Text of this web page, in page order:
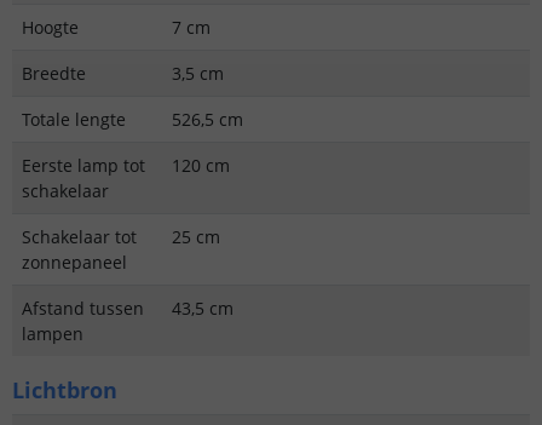
Hoogte
7 cm
Breedte
3,5 cm
Totale lengte
526,5 cm
Eerste lamp tot
schakelaar
120 cm
Schakelaar tot
zonnepaneel
25 cm
Afstand tussen
lampen
43,5 cm
Lichtbron